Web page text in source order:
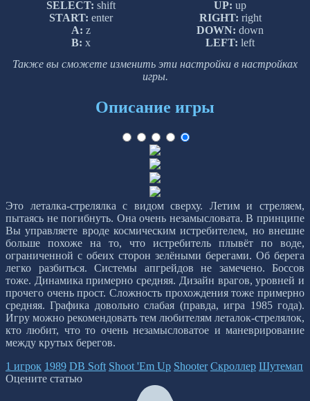
SELECT: shift
START: enter
A: z
B: x
UP: up
RIGHT: right
DOWN: down
LEFT: left
Также вы сможете изменить эти настройки в настройках
игры.
Описание игры
Это леталка-стрелялка с видом сверху. Летим и стреляем,
пытаясь не погибнуть. Она очень незамысловата. В принципе
Вы управляете вроде космическим истребителем, но внешне
больше похоже на то, что истребитель плывёт по воде,
ограниченной с обеих сторон зелёными берегами. Об берега
легко разбиться. Системы апгрейдов не замечено. Боссов
тоже. Динамика примерно средняя. Дизайн врагов, уровней и
прочего очень прост. Сложность прохождения тоже примерно
средняя. Графика довольно слабая (правда, игра 1985 года).
Игру можно рекомендовать тем любителям леталок-стрелялок,
кто любит, что то очень незамысловатое и маневрирование
между крутых берегов.
1 игрок 1989 DB Soft Shoot 'Em Up Shooter Скроллер Шутемап
Оцените статью